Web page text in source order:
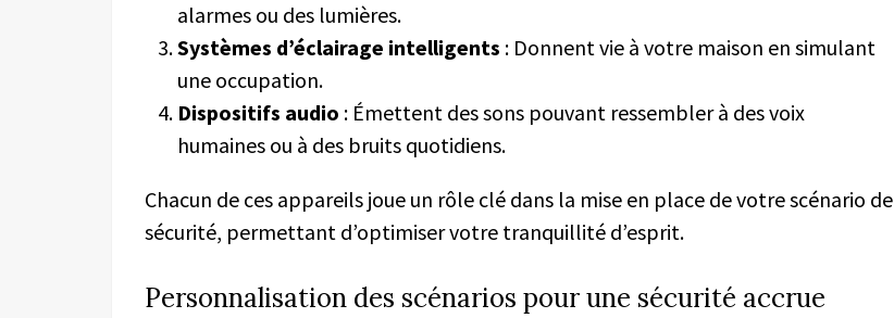
alarmes ou des lumières.
Systèmes d’éclairage intelligents : Donnent vie à votre maison en simulant
une occupation.
Dispositifs audio : Émettent des sons pouvant ressembler à des voix
humaines ou à des bruits quotidiens.
Chacun de ces appareils joue un rôle clé dans la mise en place de votre scénario de
sécurité, permettant d’optimiser votre tranquillité d’esprit.
Personnalisation des scénarios pour une sécurité accrue